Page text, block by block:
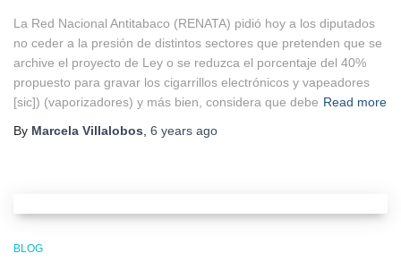
La Red Nacional Antitabaco (RENATA) pidió hoy a los diputados
no ceder a la presión de distintos sectores que pretenden que se
archive el proyecto de Ley o se reduzca el porcentaje del 40%
propuesto para gravar los cigarrillos electrónicos y vapeadores
[sic]) (vaporizadores) y más bien, considera que debe Read more
By Marcela Villalobos, 6 years ago
BLOG